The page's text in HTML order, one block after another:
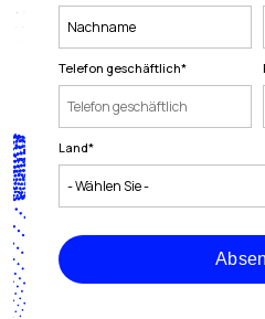
Telefon geschäftlich*
Land*